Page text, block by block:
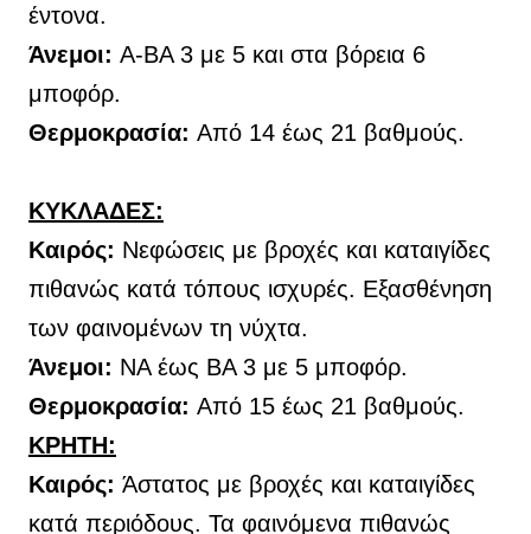
έντονα.
Άνεμοι: Α-ΒΑ 3 με 5 και στα βόρεια 6
μποφόρ.
Θερμοκρασία: Από 14 έως 21 βαθμούς.
ΚΥΚΛΑΔΕΣ:
Καιρός: Νεφώσεις με βροχές και καταιγίδες
πιθανώς κατά τόπους ισχυρές. Εξασθένηση
των φαινομένων τη νύχτα.
Άνεμοι: ΝΑ έως ΒΑ 3 με 5 μποφόρ.
Θερμοκρασία: Από 15 έως 21 βαθμούς.
ΚΡΗΤΗ:
Καιρός: Άστατος με βροχές και καταιγίδες
κατά περιόδους. Τα φαινόμενα πιθανώς